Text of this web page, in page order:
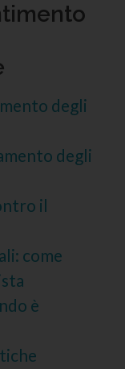
degli
degli
il
come
è